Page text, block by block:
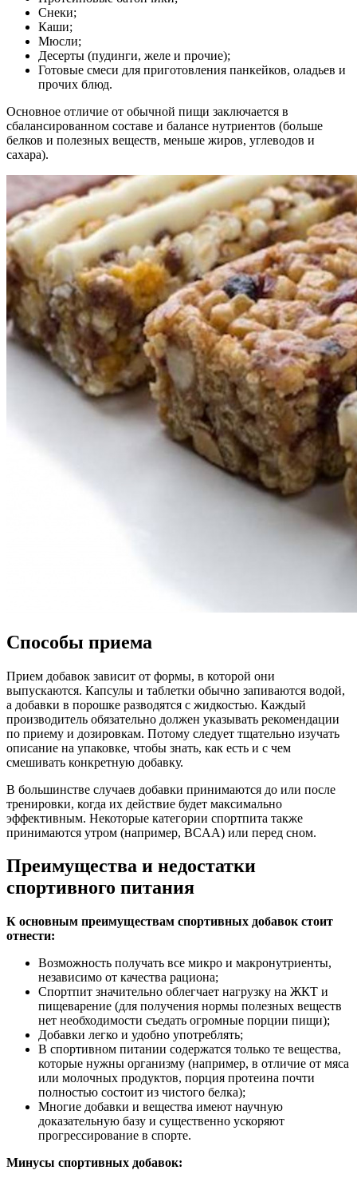
Снеки;
Каши;
Мюсли;
Десерты (пудинги, желе и прочие);
Готовые смеси для приготовления панкейков, оладьев и
прочих блюд.
Основное отличие от обычной пищи заключается в
сбалансированном составе и балансе нутриентов (больше
белков и полезных веществ, меньше жиров, углеводов и
сахара).
Способы приема
Прием добавок зависит от формы, в которой они
выпускаются. Капсулы и таблетки обычно запиваются водой,
а добавки в порошке разводятся с жидкостью. Каждый
производитель обязательно должен указывать рекомендации
по приему и дозировкам. Потому следует тщательно изучать
описание на упаковке, чтобы знать, как есть и с чем
смешивать конкретную добавку.
В большинстве случаев добавки принимаются до или после
тренировки, когда их действие будет максимально
эффективным. Некоторые категории спортпита также
принимаются утром (например, BCAA) или перед сном.
Преимущества и недостатки
спортивного питания
К основным преимуществам спортивных добавок стоит
отнести:
Возможность получать все микро и макронутриенты,
независимо от качества рациона;
Спортпит значительно облегчает нагрузку на ЖКТ и
пищеварение (для получения нормы полезных веществ
нет необходимости съедать огромные порции пищи);
Добавки легко и удобно употреблять;
В спортивном питании содержатся только те вещества,
которые нужны организму (например, в отличие от мяса
или молочных продуктов, порция протеина почти
полностью состоит из чистого белка);
Многие добавки и вещества имеют научную
доказательную базу и существенно ускоряют
прогрессирование в спорте.
Минусы спортивных добавок: